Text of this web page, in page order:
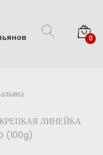
0
- КРЕПКАЯ ЛИНЕЙКА
(100g)